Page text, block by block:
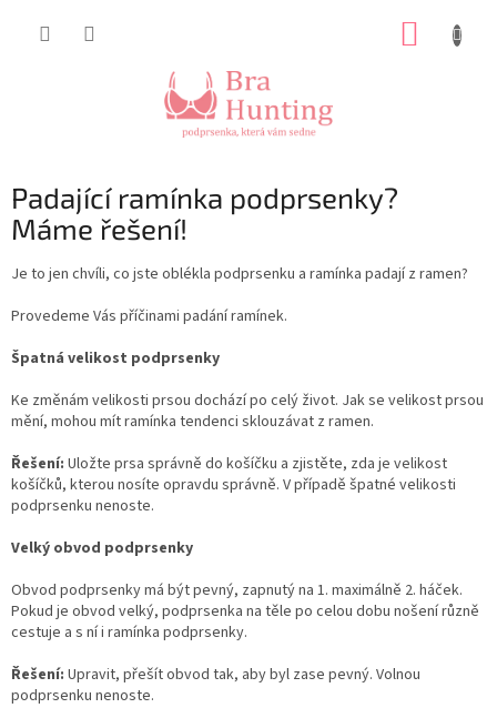
Padající ramínka podprsenky?
Máme řešení!
Je to jen chvíli, co jste oblékla podprsenku a ramínka padají z ramen?
Provedeme Vás příčinami padání ramínek.
Špatná velikost podprsenky
Ke změnám velikosti prsou dochází po celý život. Jak se velikost prsou
mění, mohou mít ramínka tendenci sklouzávat z ramen.
Řešení: Uložte prsa správně do košíčku a zjistěte, zda je velikost
košíčků, kterou nosíte opravdu správně. V případě špatné velikosti
podprsenku nenoste.
Velký obvod podprsenky
Obvod podprsenky má být pevný, zapnutý na 1. maximálně 2. háček.
Pokud je obvod velký, podprsenka na těle po celou dobu nošení různě
cestuje a s ní i ramínka podprsenky.
Řešení: Upravit, přešít obvod tak, aby byl zase pevný. Volnou
podprsenku nenoste.